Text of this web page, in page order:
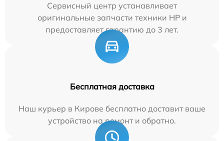
Сервисный центр устанавливает
оригинальные запчасти техники HP и
предоставляет гарантию до 3 лет.
Бесплатная доставка
Наш курьер в Кирове бесплатно доставит ваше
устройство на ремонт и обратно.